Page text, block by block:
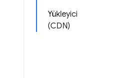
Yükleyici
(CDN)